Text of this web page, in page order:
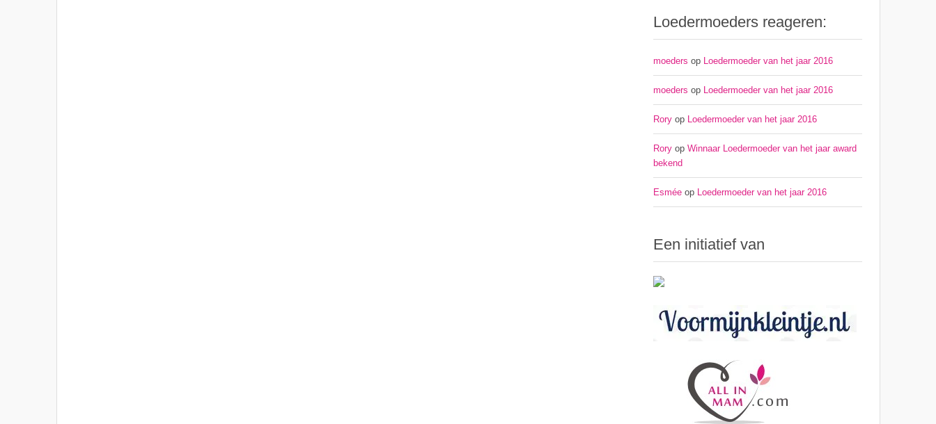
Loedermoeders reageren:
moeders op Loedermoeder van het jaar 2016
moeders op Loedermoeder van het jaar 2016
Roryop Loedermoeder van het jaar 2016
Roryop Winnaar Loedermoeder van het jaar award
bekend
Esméeop Loedermoeder van het jaar 2016
Een initiatief van